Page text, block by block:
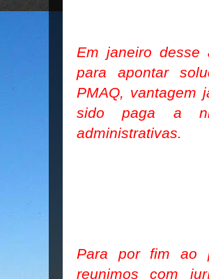
Em janeiro desse
para apontar
PMAQ, vantagem
sido paga a
administrativas.
Para por fim ao
reunimos com